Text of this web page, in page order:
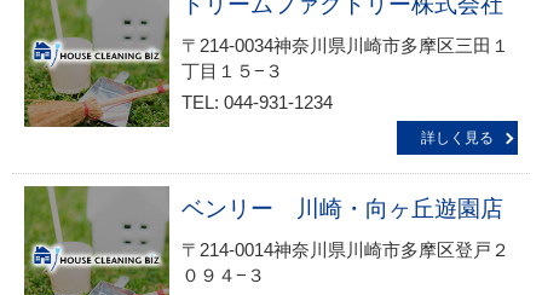
〒214-0034神奈川県川崎市多摩区三田１
丁目１５−３
TEL: 044-931-1234
詳しく見る
ベンリー 川崎・向ヶ丘遊園店
〒214-0014神奈川県川崎市多摩区登戸２
０９４−３